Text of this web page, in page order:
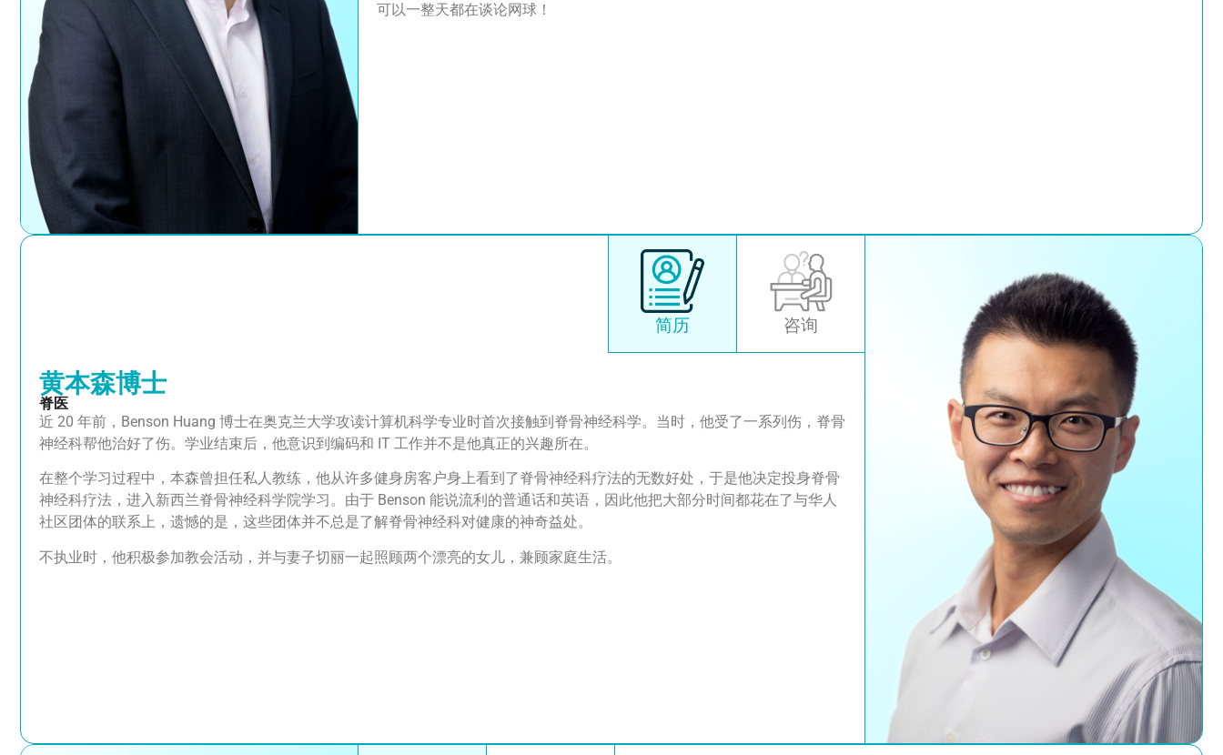
可以一整天都在谈论网球！
简历 咨询
黄本森博士
脊医
近 20 年前，Benson Huang 博士在奥克兰大学攻读计算机科学专业时首次接触到脊骨神经科学。当时，他受了一系列伤，脊骨
神经科帮他治好了伤。学业结束后，他意识到编码和 IT 工作并不是他真正的兴趣所在。
在整个学习过程中，本森曾担任私人教练，他从许多健身房客户身上看到了脊骨神经科疗法的无数好处，于是他决定投身脊骨
神经科疗法，进入新西兰脊骨神经科学院学习。由于 Benson 能说流利的普通话和英语，因此他把大部分时间都花在了与华人
社区团体的联系上，遗憾的是，这些团体并不总是了解脊骨神经科对健康的神奇益处。
不执业时，他积极参加教会活动，并与妻子切丽一起照顾两个漂亮的女儿，兼顾家庭生活。